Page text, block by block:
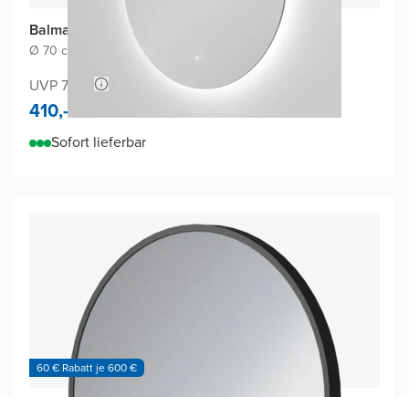
Balmani Giro Touch Badspiegel
Ø 70 cm Spiegel ohne Rahmen
UVP 740,-
410,-
Sofort lieferbar
60 € Rabatt je 600 €